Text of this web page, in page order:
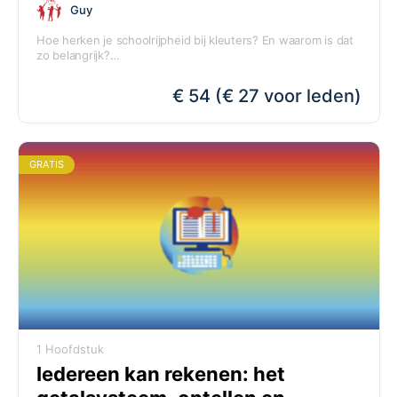
Guy
Hoe herken je schoolrijpheid bij kleuters? En waarom is dat
zo belangrijk?
veel kinderen vallen uit op school!" luidt de alarmklok over
onze huidige manier van onderwijs aan jonge kinderen. Guy
€ 54 (€ 27 voor leden)
GRATIS
1 Hoofdstuk
Iedereen kan rekenen: het